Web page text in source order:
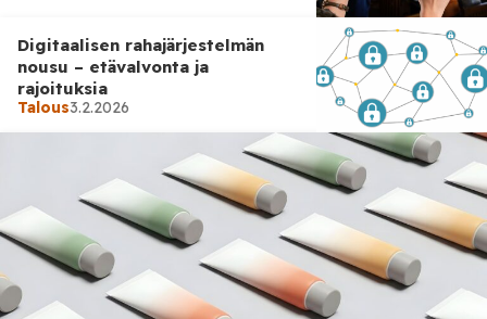
Digitaalisen rahajärjestelmän
nousu – etävalvonta ja
rajoituksia
Talous3.2.2026
Ulkomaat 3.2.2026
Edustajainhuone harkitsee
rikossyytteen suosittelemista
Bill ja Hillary Clintonia vastaan